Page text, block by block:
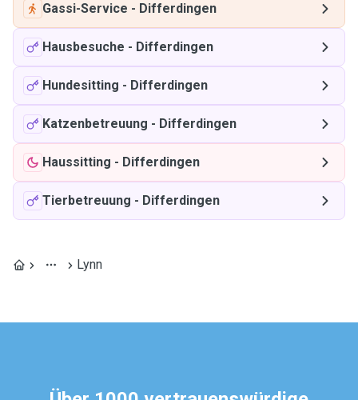
Gassi-Service - Differdingen
Hausbesuche - Differdingen
Hundesitting - Differdingen
Katzenbetreuung - Differdingen
Haussitting - Differdingen
Tierbetreuung - Differdingen
Lynn